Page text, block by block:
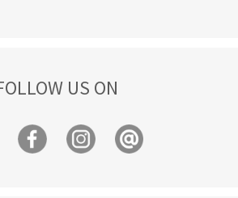
US ON